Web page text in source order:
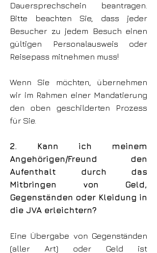
Dauersprechschein beantragen.
Bitte beachten Sie, dass jeder
Besucher zu jedem Besuch einen
gültigen Personalausweis oder
Reisepass mitnehmen muss!
Wenn Sie möchten, übernehmen
wir im Rahmen einer Mandatierung
den oben geschilderten Prozess
für Sie.
2. Kann ich meinem
Angehörigen/Freund den
Aufenthalt durch das
Mitbringen von Geld,
Gegenständen oder Kleidung in
die JVA erleichtern?
Eine Übergabe von Gegenständen
(aller Art) oder Geld ist